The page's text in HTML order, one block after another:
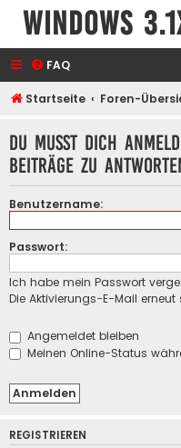
Windows
FAQ
Startseite Foren-
Du musst dich
Beiträge zu
Benutzername:
Passwort:
Ich habe mein Passwort
Die Aktivierungs-E-Mail erneut
Angemeldet bleiben
Meinen Online-Status
REGISTRIEREN